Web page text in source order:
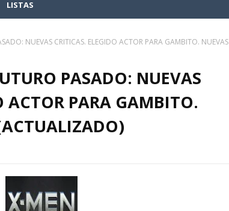
LISTAS
NUEVAS CRITICAS. ELEGIDO ACTOR PARA GAMBITO. NUEVAS
PASADO: NUEVAS
ACTOR PARA GAMBITO.